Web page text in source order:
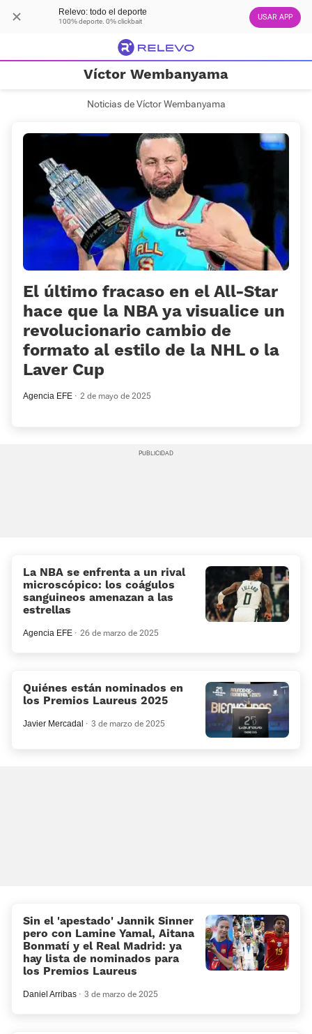
Relevo: todo el deporte
100% deporte. 0% clickbait USAR APP
Víctor Wembanyama
Noticias de Víctor Wembanyama
El último fracaso en el All-Star
hace que la NBA ya visualice un
revolucionario cambio de
formato al estilo de la NHL o la
Laver Cup
Agencia EFE 2 de mayo de 2025
La NBA se enfrenta a un rival
microscópico: los coágulos
sanguineos amenazan a las
estrellas
Agencia EFE 26 de marzo de 2025
Quiénes están nominados en
los Premios Laureus 2025
Javier Mercadal 3 de marzo de 2025
Sin el 'apestado' Jannik Sinner
pero con Lamine Yamal, Aitana
Bonmatí y el Real Madrid: ya
hay lista de nominados para
los Premios Laureus
Daniel Arribas 3 de marzo de 2025